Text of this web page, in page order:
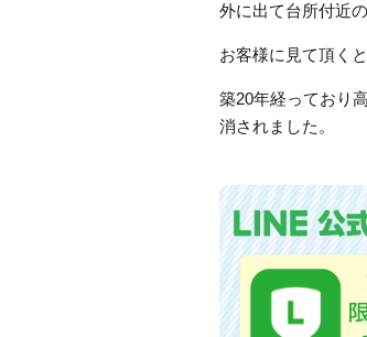
外に出て台所付近
お客様に見て頂く
築20年経っており
消されました。